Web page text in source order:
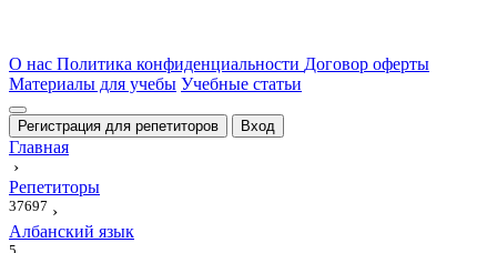
О нас Политика конфиденциальности Договор оферты
Материалы для учебы Учебные статьи
Регистрация для репетиторов Вход
Главная
›
Репетиторы
37697 ›
Албанский язык